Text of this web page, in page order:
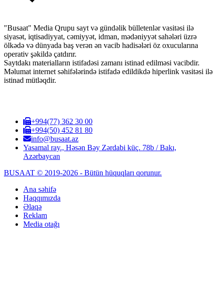
"Busaat" Media Qrupu sayt və gündəlik bülletenlər vasitəsi ilə
siyasət, iqtisadiyyat, cəmiyyət, idman, mədəniyyət sahələri üzrə
ölkədə və dünyada baş verən ən vacib hadisələri öz oxucularına
operativ şəkildə çatdırır.
Saytdakı materialların istifadəsi zamanı istinad edilməsi vacibdir.
Məlumat internet səhifələrində istifadə edildikdə hiperlink vasitəsi ilə
istinad mütləqdir.
+994(77) 362 30 00
+994(50) 452 81 80
info@busaat.az
Yasamal ray., Həsən Bəy Zərdabi küç. 78b / Bakı,
Azərbaycan
BUSAAT © 2019-2026 - Bütün hüquqları qorunur.
Ana səhifə
Haqqımızda
Əlaqə
Reklam
Media otağı